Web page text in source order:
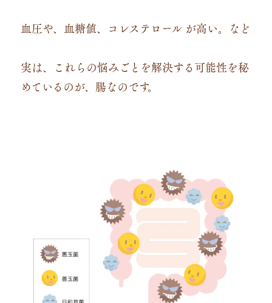
血圧や、血糖値、コレステロール が高い。など
実は、これらの悩みごとを解決する可能性を秘
めているのが、腸なのです。